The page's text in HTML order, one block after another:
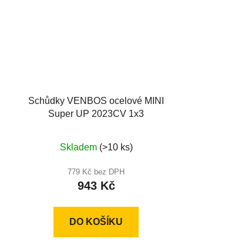
Schůdky VENBOS ocelové MINI
Super UP 2023CV 1x3
hodnocení
produktu
je
z
Skladem (>10 ks)
779 Kč bez DPH
943 Kč
DO KOŠÍKU